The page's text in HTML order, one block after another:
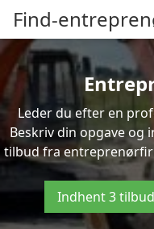
Find-
Leder du efter en
Beskriv din opgave
tilbud fra
Indhent 3